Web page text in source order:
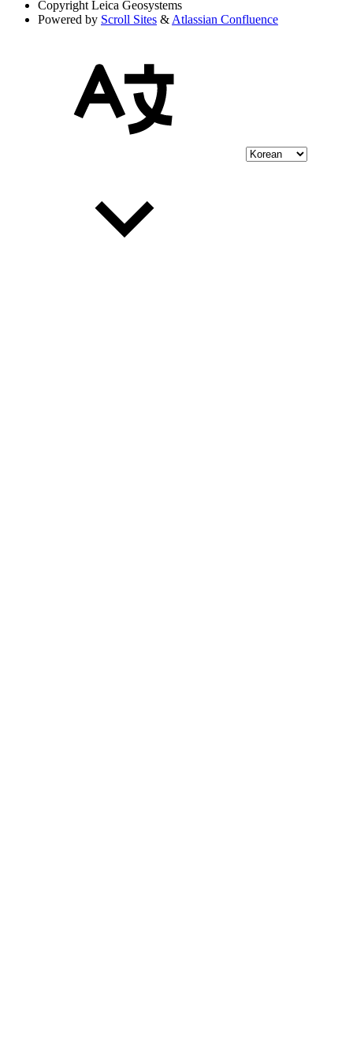
Copyright Leica Geosystems
Powered by Scroll Sites & Atlassian Confluence